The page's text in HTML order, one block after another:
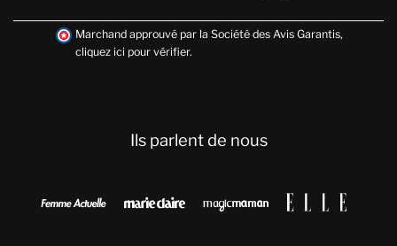
Marchand approuvé par la Société des Avis Garantis,
cliquez ici pour vérifier.
Ils parlent de nous
   